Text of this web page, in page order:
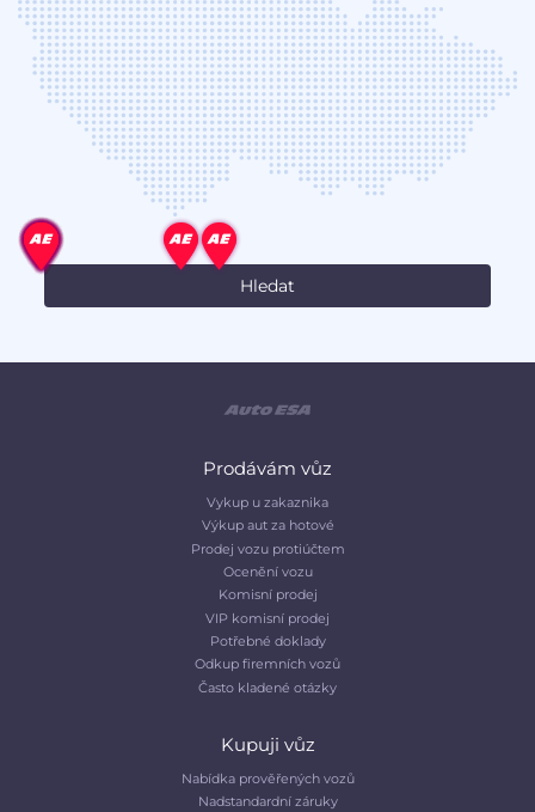
Prodávám vůz
Vykup u zakaznika
Výkup aut za hotové
Prodej vozu protiúčtem
Ocenění vozu
Komisní prodej
VIP komisní prodej
Potřebné doklady
Odkup firemních vozů
Často kladené otázky
Kupuji vůz
Nabídka prověřených vozů
Nadstandardní záruky